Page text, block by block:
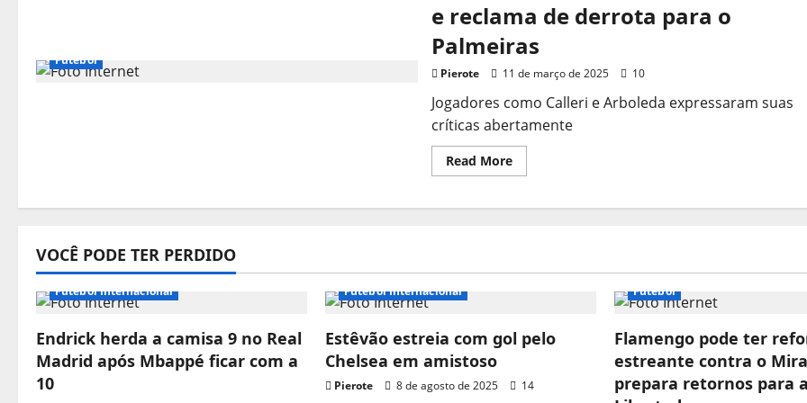
Palmeiras
pichados
com
cobranças
Futebol
e reclama de derrota para o
Palmeiras
Pierote 11 de março de 2025 10
Jogadores como Calleri e Arboleda expressaram suas
críticas abertamente
Read MoreRead
more
Paulo
reclama
Palmeiras
VOCÊ PODE TER PERDIDO
Futebol Internacional
Endrick herda a camisa 9 no Real
Madrid após Mbappé ficar com a
10
Futebol Internacional
Estêvão estreia com gol pelo
Chelsea em amistoso
Pierote 8 de agosto de 2025 14
Futebol
Flamengo pode ter
estreante contra o
prepara retornos para